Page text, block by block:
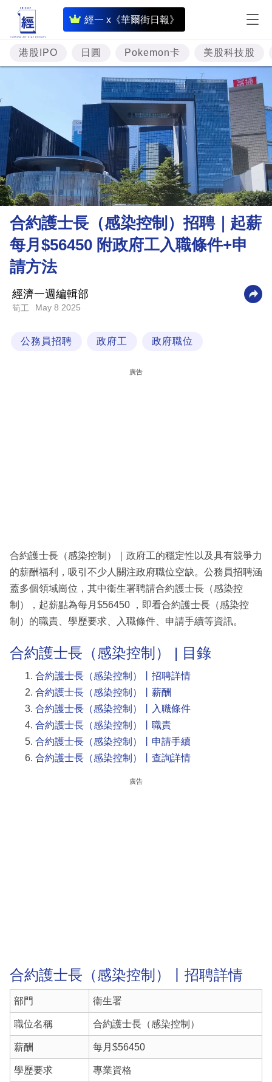
經一 x《華爾街日報》
即
時
財
經
題
投
資
樓
市
理
財
商
科
技
港股IPO 日圓 Pokemon卡 美股科技股
合約護士長（感染控制）招聘｜起薪
每月$56450 附政府工入職條件+申
請方法
經濟一週編輯部
筍工 May 8 2025
公務員招聘 政府工 政府職位
廣告
合約護士長（感染控制）｜政府工的穩定性以及具有競爭力
的薪酬福利，吸引不少人關注政府職位空缺。公務員招聘涵
蓋多個領域崗位，其中衞生署聘請合約護士長（感染控
制），起薪點為每月$56450 ，即看合約護士長（感染控
制）的職責、學歷要求、入職條件、申請手續等資訊。
合約護士長（感染控制） | 目錄
合約護士長（感染控制）丨招聘詳情
合約護士長（感染控制）丨薪酬
合約護士長（感染控制）丨入職條件
合約護士長（感染控制）丨職責
合約護士長（感染控制）丨申請手續
合約護士長（感染控制）丨查詢詳情
廣告
合約護士長（感染控制）丨招聘詳情
部門 衞生署
職位名稱 合約護士長（感染控制）
薪酬 每月$56450
學歷要求 專業資格